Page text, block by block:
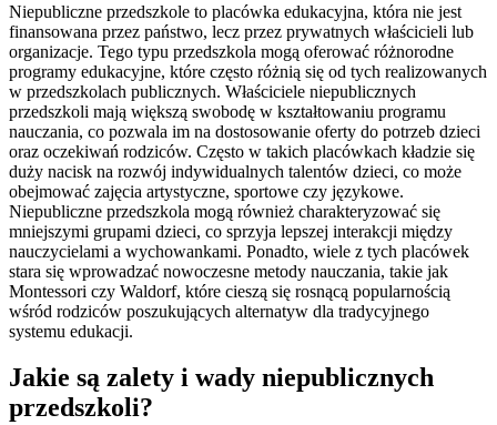
Niepubliczne przedszkole to placówka edukacyjna, która nie jest
finansowana przez państwo, lecz przez prywatnych właścicieli lub
organizacje. Tego typu przedszkola mogą oferować różnorodne
programy edukacyjne, które często różnią się od tych realizowanych
w przedszkolach publicznych. Właściciele niepublicznych
przedszkoli mają większą swobodę w kształtowaniu programu
nauczania, co pozwala im na dostosowanie oferty do potrzeb dzieci
oraz oczekiwań rodziców. Często w takich placówkach kładzie się
duży nacisk na rozwój indywidualnych talentów dzieci, co może
obejmować zajęcia artystyczne, sportowe czy językowe.
Niepubliczne przedszkola mogą również charakteryzować się
mniejszymi grupami dzieci, co sprzyja lepszej interakcji między
nauczycielami a wychowankami. Ponadto, wiele z tych placówek
stara się wprowadzać nowoczesne metody nauczania, takie jak
Montessori czy Waldorf, które cieszą się rosnącą popularnością
wśród rodziców poszukujących alternatyw dla tradycyjnego
systemu edukacji.
Jakie są zalety i wady niepublicznych
przedszkoli?